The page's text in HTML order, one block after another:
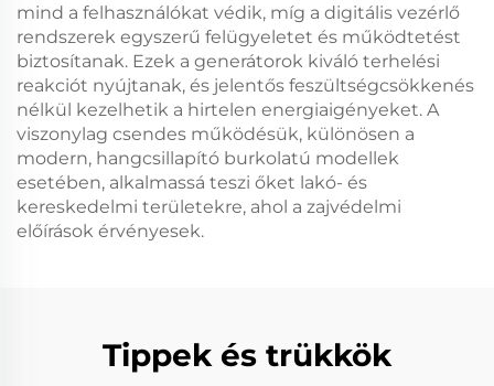
mind a felhasználókat védik, míg a digitális vezérlő
rendszerek egyszerű felügyeletet és működtetést
biztosítanak. Ezek a generátorok kiváló terhelési
reakciót nyújtanak, és jelentős feszültségcsökkenés
nélkül kezelhetik a hirtelen energiaigényeket. A
viszonylag csendes működésük, különösen a
modern, hangcsillapító burkolatú modellek
esetében, alkalmassá teszi őket lakó- és
kereskedelmi területekre, ahol a zajvédelmi
előírások érvényesek.
Tippek és trükkök